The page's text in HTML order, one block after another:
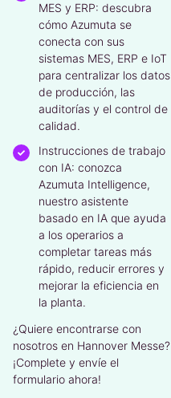
MES y ERP: descubra
cómo Azumuta se
conecta con sus
sistemas MES, ERP e IoT
para centralizar los datos
de producción, las
auditorías y el control de
calidad.
Instrucciones de trabajo
con IA: conozca
Azumuta Intelligence,
nuestro asistente
basado en IA que ayuda
a los operarios a
completar tareas más
rápido, reducir errores y
mejorar la eficiencia en
la planta.
¿Quiere encontrarse con
nosotros en Hannover Messe?
¡Complete y envíe el
formulario ahora!